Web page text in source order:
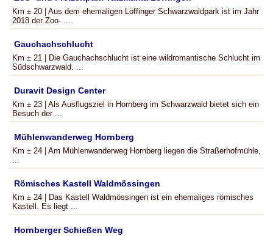
Km ± 20 | Aus dem ehemaligen Löffinger Schwarzwaldpark ist im Jahr
2018 der Zoo- ...
Gauchachschlucht
Km ± 21 | Die Gauchachschlucht ist eine wildromantische Schlucht im
Südschwarzwald. ...
Duravit Design Center
Km ± 23 | Als Ausflugsziel in Hornberg im Schwarzwald bietet sich ein
Besuch der ...
Mühlenwanderweg Hornberg
Km ± 24 | Am Mühlenwanderweg Hornberg liegen die Straßerhofmühle,
...
Römisches Kastell Waldmössingen
Km ± 24 | Das Kastell Waldmössingen ist ein ehemaliges römisches
Kastell. Es liegt ...
Hornberger Schießen Weg